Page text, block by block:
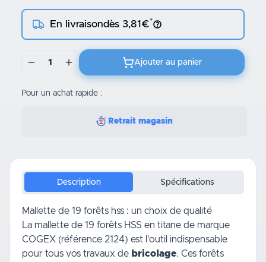
En livraisondès 3,81€*
1 Ajouter au panier
Pour un achat rapide :
Retrait magasin
Description Spécifications
Mallette de 19 forêts hss : un choix de qualité
La mallette de 19 forêts HSS en titane de marque
COGEX (référence 2124) est l'outil indispensable
pour tous vos travaux de bricolage. Ces forêts